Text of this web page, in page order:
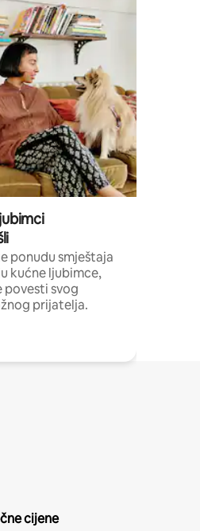
ponudu smještaja
kućne ljubimce,
povesti svog
prijatelja.
cijene